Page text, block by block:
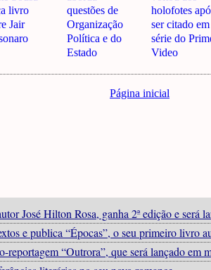
livro
Jair
questões de
Organização
Política e do
Estado
holofotes
ser citado em
série do
Video
Página inicial
José Hilton Rosa, ganha 2ª edição e será
e publica “Épocas”, o seu primeiro livro
“Outrora”, que será lançado em